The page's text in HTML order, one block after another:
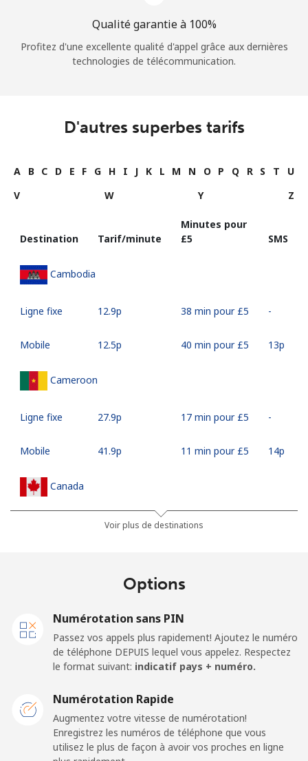
Qualité garantie à 100%
Profitez d'une excellente qualité d'appel grâce aux dernières
technologies de télécommunication.
D'autres superbes tarifs
A B C D E F G H I J K L M N O P Q R S T
U
V
W Y Z
Destination Tarif/minute
Minutes pour
⁦£5⁩
SMS
Cambodia
Ligne fixe ⁦12.9p⁩ 38 min pour ⁦£5⁩ -
Mobile ⁦12.5p⁩ 40 min pour ⁦£5⁩ ⁦13p⁩
Cameroon
Ligne fixe ⁦27.9p⁩ 17 min pour ⁦£5⁩ -
Mobile ⁦41.9p⁩ 11 min pour ⁦£5⁩ ⁦14p⁩
Canada
⁦1.5p⁩
333 min pour
⁦32.5p⁩ 15 min pour ⁦£5⁩ ⁦13p⁩
Ligne fixe ⁦18.9p⁩ 26 min pour ⁦£5⁩
⁦19.9p⁩ 25 min pour ⁦£5⁩ ⁦12p⁩
Voir plus de destinations
Options
Numérotation sans PIN
Passez vos appels plus rapidement! Ajoutez le numéro
de téléphone DEPUIS lequel vous appelez. Respectez
le format suivant: indicatif pays + numéro.
Numérotation Rapide
Augmentez votre vitesse de numérotation!
Enregistrez les numéros de téléphone que vous
utilisez le plus de façon à avoir vos proches en ligne